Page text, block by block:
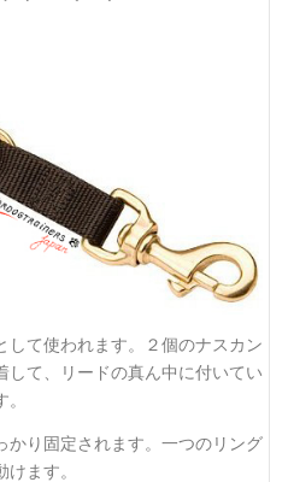
して使われます。２個のナスカン
して、リードの真ん中に付いてい
かり固定されます。一つのリング
ます。